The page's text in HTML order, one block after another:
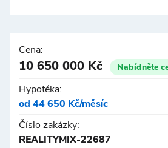
barevném dekoru, dle výběru, již ve
Podlahy budou zhotoveny z
Střešní krytina ve standardu =
falcovaný plech. Dešťová voda
retenční nádrže, která je připravena
závlahového systému. Dům je
vodovod, kanalizaci, elektrickou
Cena:
10 650 000 Kč Nabídněte
Hypotéka:
od 44 650 Kč/měsíc
Číslo zakázky:
REALITYMIX-22687